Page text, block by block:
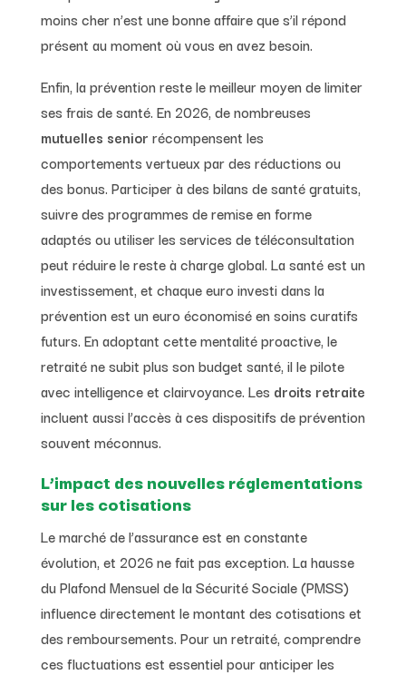
moins cher n’est une bonne affaire que s’il répond
présent au moment où vous en avez besoin.
Enfin, la prévention reste le meilleur moyen de limiter
ses frais de santé. En 2026, de nombreuses
mutuelles senior récompensent les
comportements vertueux par des réductions ou
des bonus. Participer à des bilans de santé gratuits,
suivre des programmes de remise en forme
adaptés ou utiliser les services de téléconsultation
peut réduire le reste à charge global. La santé est un
investissement, et chaque euro investi dans la
prévention est un euro économisé en soins curatifs
futurs. En adoptant cette mentalité proactive, le
retraité ne subit plus son budget santé, il le pilote
avec intelligence et clairvoyance. Les droits retraite
incluent aussi l’accès à ces dispositifs de prévention
souvent méconnus.
L’impact des nouvelles réglementations
sur les cotisations
Le marché de l’assurance est en constante
évolution, et 2026 ne fait pas exception. La hausse
du Plafond Mensuel de la Sécurité Sociale (PMSS)
influence directement le montant des cotisations et
des remboursements. Pour un retraité, comprendre
ces fluctuations est essentiel pour anticiper les